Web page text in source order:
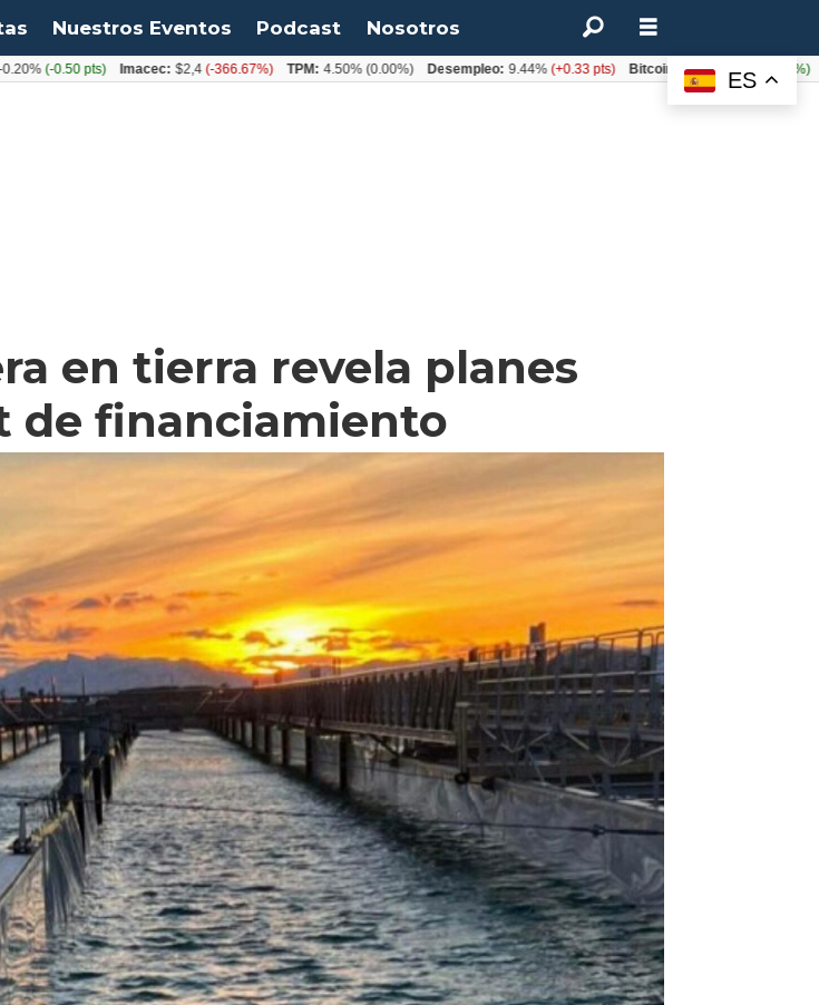
Nuestros Eventos Podcast Nosotros
en tierra revela planes
de financiamiento
ES
0.50 pts) Imacec: $2,4(-366.67%) TPM: 4.50%(0.00%) Desempleo: 9.44%(+0.33 pts) Bitcoin: $64.600,08(+2.93%) UF: